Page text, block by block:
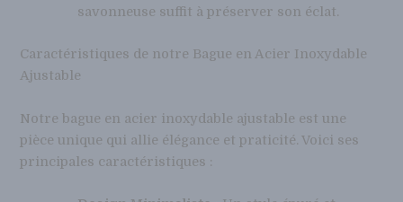
savonneuse suffit à préserver son éclat.
Caractéristiques de notre Bague en Acier Inoxydable
Ajustable
Notre bague en acier inoxydable ajustable est une
pièce unique qui allie élégance et praticité. Voici ses
principales caractéristiques :